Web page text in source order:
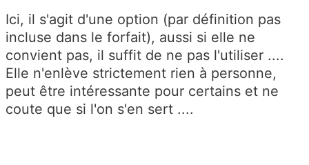
Ici, il s'agit d'une option (par définition pas
incluse dans le forfait), aussi si elle ne
convient pas, il suffit de ne pas l'utiliser ....
Elle n'enlève strictement rien à personne,
peut être intéressante pour certains et ne
coute que si l'on s'en sert ....